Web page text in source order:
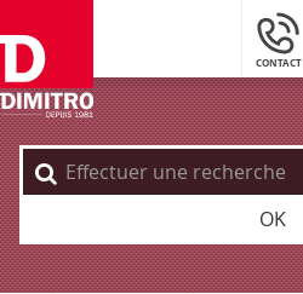
CONTACT
OK